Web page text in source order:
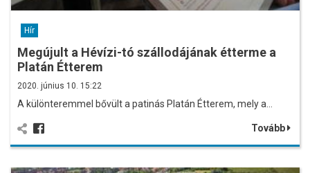
Hír
Megújult a Hévízi-tó szállodájának étterme a
Platán Étterem
2020. június 10. 15:22
A különteremmel bővült a patinás Platán Étterem, mely a…
Tovább